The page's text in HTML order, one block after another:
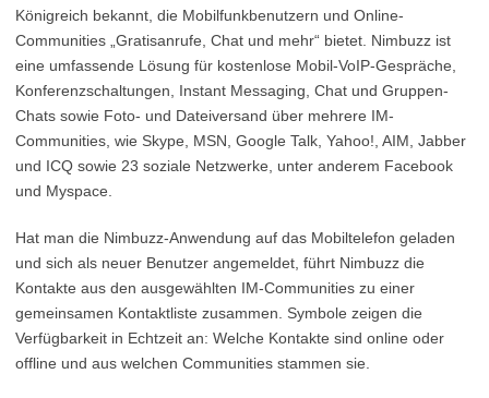
Königreich bekannt, die Mobilfunkbenutzern und Online-
Communities „Gratisanrufe, Chat und mehr“ bietet. Nimbuzz ist
eine umfassende Lösung für kostenlose Mobil-VoIP-Gespräche,
Konferenzschaltungen, Instant Messaging, Chat und Gruppen-
Chats sowie Foto- und Dateiversand über mehrere IM-
Communities, wie Skype, MSN, Google Talk, Yahoo!, AIM, Jabber
und ICQ sowie 23 soziale Netzwerke, unter anderem Facebook
und Myspace.
Hat man die Nimbuzz-Anwendung auf das Mobiltelefon geladen
und sich als neuer Benutzer angemeldet, führt Nimbuzz die
Kontakte aus den ausgewählten IM-Communities zu einer
gemeinsamen Kontaktliste zusammen. Symbole zeigen die
Verfügbarkeit in Echtzeit an: Welche Kontakte sind online oder
offline und aus welchen Communities stammen sie.